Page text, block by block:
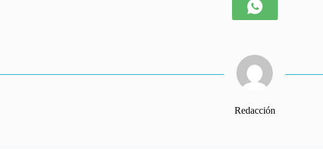
Redacción